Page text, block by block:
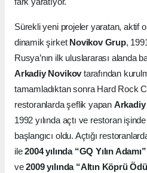
Sürekli yeni projeler yaratan, aktif
dinamik şirket Novikov Grup,
Rusya’nın ilk uluslararası alanda
Arkadiy Novikovtarafından
tamamladıktan sonra Hard Rock
restoranlarda şeflik yapan
1992 yılında açtı ve restoran
başlangıcı oldu. Açtığı
ile2004 yılında “GQ Yılın
ve2009 yılında “Altın Köprü